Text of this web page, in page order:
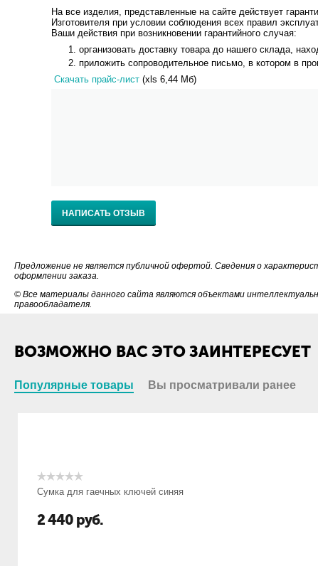
На все изделия, представленные на сайте действует
Изготовителя при условии соблюдения всех правил
Ваши действия при возникновении гарантийного случая:
организовать доставку товара до нашего склада,
приложить сопроводительное письмо, в котором в
Скачать прайс-лист (xls 6,44 Мб)
НАПИСАТЬ ОТЗЫВ
Предложение не является публичной офертой. Сведения о
оформлении заказа.
© Все материалы данного сайта являются объектами
правообладателя.
ВОЗМОЖНО ВАС ЭТО ЗАИНТЕРЕСУЕТ
Популярные товары Вы просматривали ранее
Сумка для гаечных ключей синяя
2 440 руб.